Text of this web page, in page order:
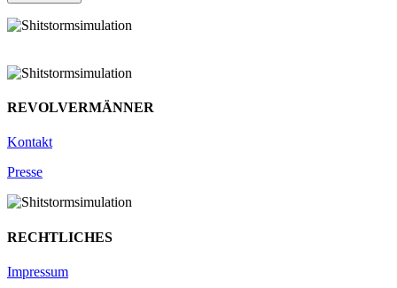
REVOLVERMÄNNER
Kontakt
Presse
RECHTLICHES
Impressum